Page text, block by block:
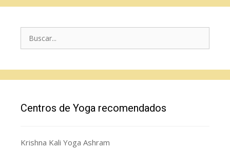
Centros de Yoga recomendados
Krishna Kali Yoga Ashram